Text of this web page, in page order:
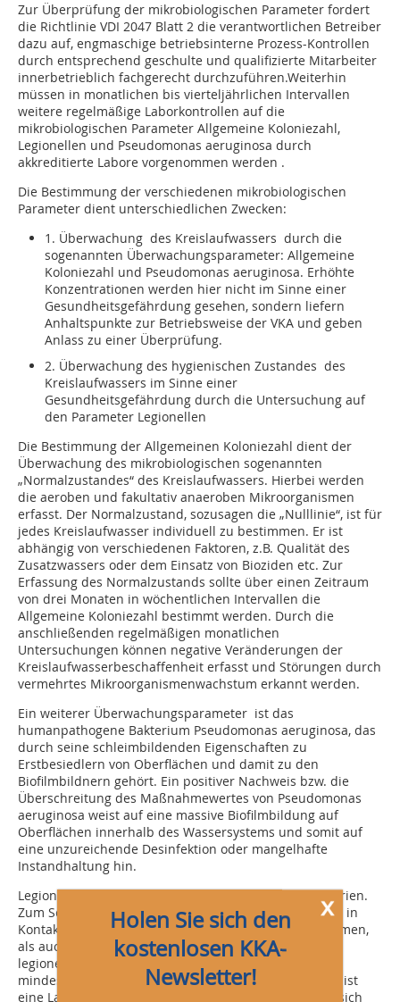
Zur Überprüfung der mikrobiologischen Parameter fordert
die Richtlinie VDI 2047 Blatt 2 die verantwortlichen Betreiber
dazu auf, engmaschige betriebsinterne Prozess-Kontrollen
durch entsprechend geschulte und qualifizierte Mitarbeiter
innerbetrieblich fachgerecht durchzuführen.Weiterhin
müssen in monatlichen bis vierteljährlichen Intervallen
weitere regelmäßige Laborkontrollen auf die
mikrobiologischen Parameter Allgemeine Koloniezahl,
Legionellen und Pseudomonas aeruginosa durch
akkreditierte Labore vorgenommen werden .
Die Bestimmung der verschiedenen mikrobiologischen
Parameter dient unterschiedlichen Zwecken:
1. Überwachung des Kreislaufwassers durch die
sogenannten Überwachungsparameter: Allgemeine
Koloniezahl und Pseudomonas aeruginosa. Erhöhte
Konzentrationen werden hier nicht im Sinne einer
Gesundheitsgefährdung gesehen, sondern liefern
Anhaltspunkte zur Betriebsweise der VKA und geben
Anlass zu einer Überprüfung.
2. Überwachung des hygienischen Zustandes des
Kreislaufwassers im Sinne einer
Gesundheitsgefährdung durch die Untersuchung auf
den Parameter Legionellen
Die Bestimmung der Allgemeinen Koloniezahl dient der
Überwachung des mikrobiologischen sogenannten
„Normalzustandes“ des Kreislaufwassers. Hierbei werden
die aeroben und fakultativ anaeroben Mikroorganismen
erfasst. Der Normalzustand, sozusagen die „Nulllinie“, ist für
jedes Kreislaufwasser individuell zu bestimmen. Er ist
abhängig von verschiedenen Faktoren, z.B. Qualität des
Zusatzwassers oder dem Einsatz von Bioziden etc. Zur
Erfassung des Normalzustands sollte über einen Zeitraum
von drei Monaten in wöchentlichen Intervallen die
Allgemeine Koloniezahl bestimmt werden. Durch die
anschließenden regelmäßigen monatlichen
Untersuchungen können negative Veränderungen der
Kreislaufwasserbeschaffenheit erfasst und Störungen durch
vermehrtes Mikroorganismenwachstum erkannt werden.
Ein weiterer Überwachungsparameter ist das
humanpathogene Bakterium Pseudomonas aeruginosa, das
durch seine schleimbildenden Eigenschaften zu
Erstbesiedlern von Oberflächen und damit zu den
Biofilmbildnern gehört. Ein positiver Nachweis bzw. die
Überschreitung des Maßnahmewertes von Pseudomonas
aeruginosa weist auf eine massive Biofilmbildung auf
Oberflächen innerhalb des Wassersystems und somit auf
eine unzureichende Desinfektion oder mangelhafte
Instandhaltung hin.
Legionellen gehören zu den humanpathogenen Bakterien.
Zum Schutz der Gesundheit, sowohl der Personen, die in
Kontakt mit ggf. kontaminiertem Kreislaufwasser kommen,
als auch zum Schutz der Bevölkerung durch ggf.
legionellenhaltige Aerosole muss das Kreislaufwasser
mindestens vierteljährlich untersucht werden. Hierzu ist
eine Laboruntersuchung erforderlich, da Legionellen sich
x
Holen Sie sich den
kostenlosen KKA-
Newsletter!